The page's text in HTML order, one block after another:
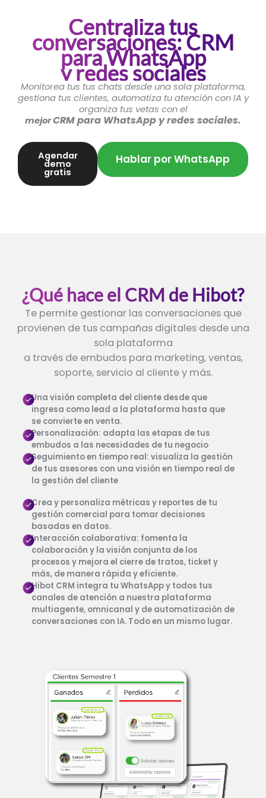
Centraliza tus
conversaciones: CRM
para WhatsApp
y redes sociales
Monitorea tus tus chats desde una solaplataforma,
gestiona tus clientes, automatiza tu atención con IA y
organiza tus vetas con el
mejorCRM para WhatsApp y redes sociales.
Agendar
demo
gratis
Hablar por WhatsApp
¿Qué hace el CRM de Hibot?
Te permite gestionar las conversaciones que
provienen de tus campañas digitales desde una
sola plataforma
a través de embudos para marketing, ventas,
soporte, servicio al cliente y más.
Una visión completa del cliente desde que
ingresa como lead a la plataforma hasta que
se convierte en venta.
Personalización: adapta las etapas de tus
embudos a las necesidades de tu negocio
Seguimiento en tiempo real: visualiza la gestión
de tus asesores con una visión en tiempo real de
la gestión del cliente
Crea y personaliza métricas y reportes de tu
gestión comercial para tomar decisiones
basadas en datos.
Interacción colaborativa: fomenta la
colaboración y la visión conjunta de los
procesos y mejora el cierre de tratos, ticket y
más, de manera rápida y eficiente.
Hibot CRM integra tu WhatsApp y todos tus
canales de atención a nuestra plataforma
multiagente, omnicanal y de automatización de
conversaciones con IA. Todo en un mismo lugar.